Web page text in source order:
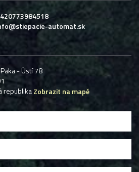
automat.sk
- Ústí 78
republikaZobrazit na mapě